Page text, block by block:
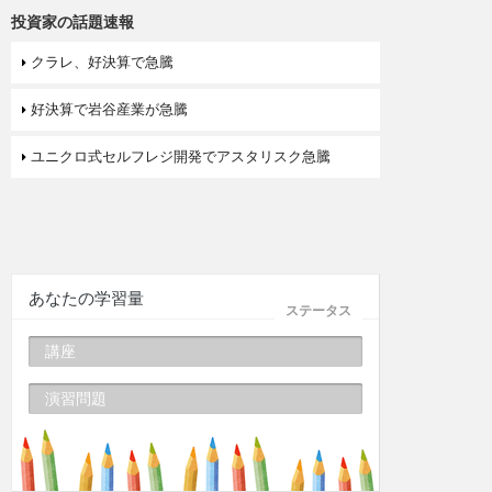
投資家の話題速報
クラレ、好決算で急騰
好決算で岩谷産業が急騰
ユニクロ式セルフレジ開発でアスタリスク急騰
ステータス
あなたの学習量
講座
演習問題